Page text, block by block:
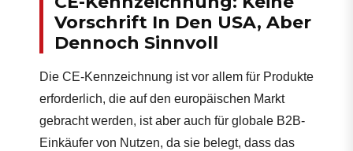
Vorschrift In Den USA, Aber
Dennoch Sinnvoll
Die CE-Kennzeichnung ist vor allem für Produkte
erforderlich, die auf den europäischen Markt
gebracht werden, ist aber auch für globale B2B-
Einkäufer von Nutzen, da sie belegt, dass das